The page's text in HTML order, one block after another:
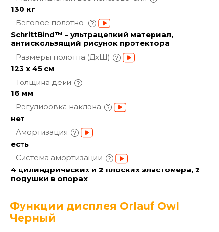
130 кг
Беговое полотно
SchrittBind™ – ультрацепкий материал,
антискользящий рисунок протектора
Размеры полотна (ДхШ)
123 x 45 см
Толщина деки
16 мм
Регулировка наклона
нет
Амортизация
есть
Система амортизации
4 цилиндрических и 2 плоских эластомера, 2
подушки в опорах
Функции дисплея Orlauf Owl
Черный